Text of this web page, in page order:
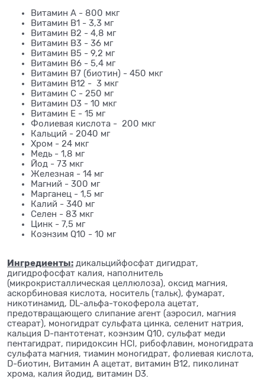
Витамин А - 800 мкг
Витамин B1 - 3,3 мг
Витамин В2 - 4,8 мг
Витамин В3 - 36 мг
Витамин В5 - 9,2 мг
Витамин В6 - 5,4 мг
Витамин B7 (биотин) - 450 мкг
Витамин В12 - 3 мкг
Витамин С - 250 мг
Витамин D3 - 10 мкг
Витамин Е - 15 мг
Фолиевая кислота - 200 мкг
Кальций - 2040 мг
Хром - 24 мкг
Медь - 1,8 мг
Йод - 73 мкг
Железная - 14 мг
Магний - 300 мг
Марганец - 1,5 мг
Калий - 340 мг
Селен - 83 мкг
Цинк - 7,5 мг
Коэнзим Q10 - 10 мг
Ингредиенты: дикальцийфосфат дигидрат,
дигидрофосфат калия, наполнитель
(микрокристаллическая целлюлоза), оксид магния,
аскорбиновая кислота, носитель (тальк), фумарат,
никотинамид, DL-альфа-токоферола ацетат,
предотвращающего слипание агент (аэросил, магния
стеарат), моногидрат сульфата цинка, селенит натрия,
кальция D-пантотенат, коэнзим Q10, сульфат меди
пентагидрат, пиридоксин HCl, рибофлавин, моногидрата
сульфата магния, тиамин моногидрат, фолиевая кислота,
D-биотин, Витамин А ацетат, витамин B12, пиколинат
хрома, калия йодид, витамин D3.